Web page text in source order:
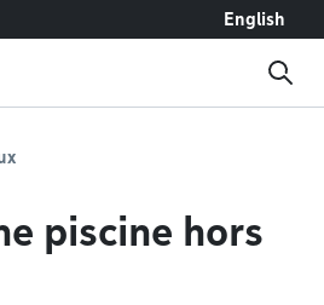
English
piscine hors